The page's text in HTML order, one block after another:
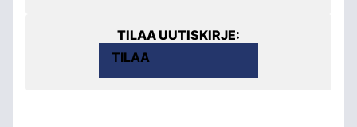
TILAA UUTISKIRJE:
TILAA